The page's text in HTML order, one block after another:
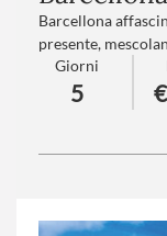
Barcellona
presente,
suoi monumenti
creatività,
autentici e
Giorni
5